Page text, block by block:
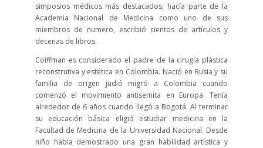
simposios médicos más destacados, hacía parte de la
Academia Nacional de Medicina como uno de sus
miembros de numero, escribió cientos de artículos y
decenas de libros.
Coiffman es considerado el padre de la cirugía plástica
reconstrutiva y estética en Colombia. Nació en Rusia y su
familia de origen judió migró a Colombia cuando
comenzó el movimiento antisemita en Europa. Tenía
alrededor de 6 años cuando llegó a Bogotá. Al terminar
su educación básica eligió estudiar medicina en la
Facultad de Medicina de la Universidad Nacional. Desde
niño había demostrado una gran habilidad artística y